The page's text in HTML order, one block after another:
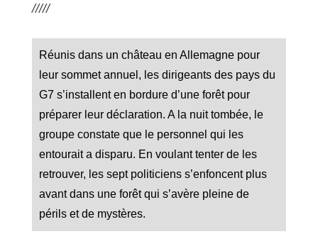
/////
Réunis dans un château en Allemagne pour
leur sommet annuel, les dirigeants des pays du
G7 s’installent en bordure d’une forêt pour
préparer leur déclaration. A la nuit tombée, le
groupe constate que le personnel qui les
entourait a disparu. En voulant tenter de les
retrouver, les sept politiciens s’enfoncent plus
avant dans une forêt qui s’avère pleine de
périls et de mystères.